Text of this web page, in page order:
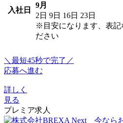
入社日
9月
2日 9日 16日 23日
※目安になります、表記
ださい
＼最短45秒で完了／
応募へ進む
詳しく
見る
プレミア求人